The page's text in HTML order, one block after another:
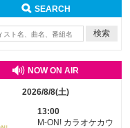
SEARCH
NOW ON AIR
2026/8/8(土)
13:00
M-ON! カラオケカウ